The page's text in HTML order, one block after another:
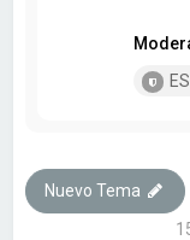
Nuevo Tema